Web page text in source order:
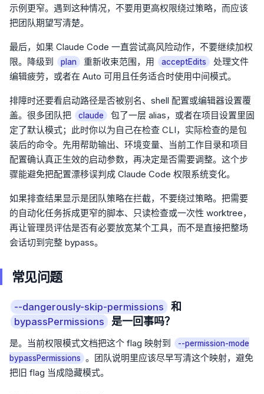
示例更窄。遇到这种情况，不要用更高权限绕过策略，而应该
把团队期望写清楚。
最后，如果 Claude Code 一直尝试高风险动作，不要继续加权
限。降级到
plan 重新收束范围，用 acceptEdits
处理文件
编辑疲劳，或者在 Auto 可用且任务适合时使用中间模式。
排障时还要看启动路径是否被别名、shell 配置或编辑器设置覆
盖。很多团队把
claude
包了一层 alias，或者在项目设置里固
定了默认模式；此时你以为自己在检查 CLI，实际检查的是包
装后的命令。先用帮助输出、环境变量、当前工作目录和项目
配置确认真正生效的启动参数，再决定是否需要调整。这个步
骤能避免把配置漂移误判成 Claude Code 权限系统变化。
如果排查结果显示是团队策略在拦截，不要绕过策略。把需要
的自动化任务拆成更窄的脚本、只读检查或一次性 worktree，
再让管理员评估是否有必要放宽某个工具，而不是直接把整场
会话切到完整 bypass。
常见问题
--dangerously-skip-permissions 和
bypassPermissions 是一回事吗？
是。当前权限模式文档把这个 flag 映射到
--permission-mode
bypassPermissions 。团队说明里应该尽早写清这个映射，避免
把旧 flag 当成隐藏模式。